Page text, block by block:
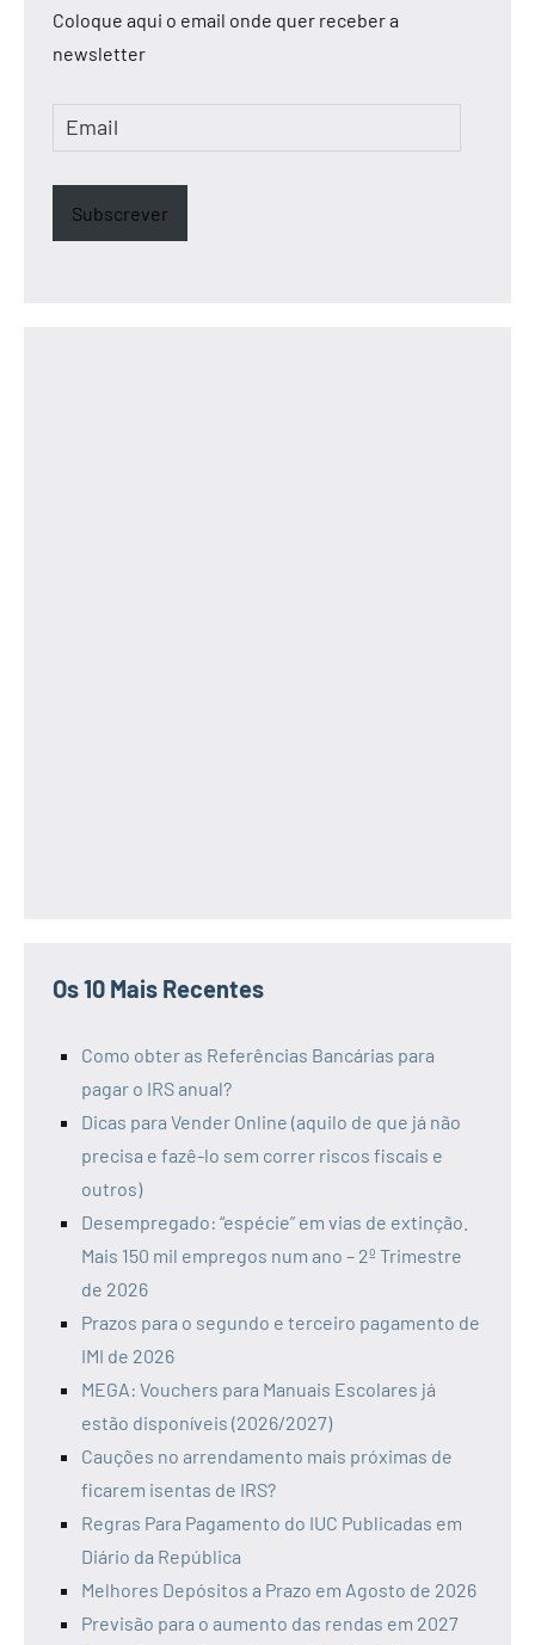
Coloque aqui o email onde quer receber a
newsletter
Email
Subscrever
Os 10 Mais Recentes
Como obter as Referências Bancárias para
pagar o IRS anual?
Dicas para Vender Online (aquilo de que já não
precisa e fazê-lo sem correr riscos fiscais e
outros)
Desempregado: “espécie” em vias de extinção.
Mais 150 mil empregos num ano – 2º Trimestre
de 2026
Prazos para o segundo e terceiro pagamento de
IMI de 2026
MEGA: Vouchers para Manuais Escolares já
estão disponíveis (2026/2027)
Cauções no arrendamento mais próximas de
ficarem isentas de IRS?
Regras Para Pagamento do IUC Publicadas em
Diário da República
Melhores Depósitos a Prazo em Agosto de 2026
Previsão para o aumento das rendas em 2027